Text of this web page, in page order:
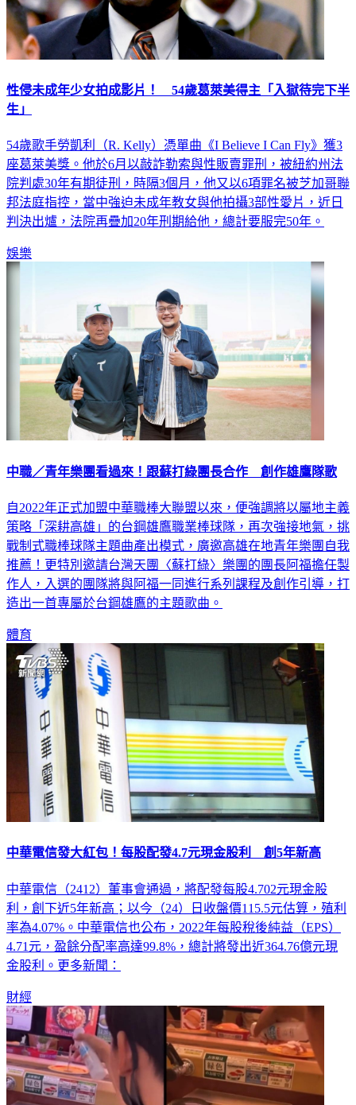
性侵未成年少女拍成影片！ 54歲葛萊美得主「入獄待完下半
生」
54歲歌手勞凱利（R. Kelly）憑單曲《I Believe I Can Fly》獲3
座葛萊美獎。他於6月以敲詐勒索與性販賣罪刑，被紐約州法
院判處30年有期徒刑，時隔3個月，他又以6項罪名被芝加哥聯
邦法庭指控，當中強迫未成年教女與他拍攝3部性愛片，近日
判決出爐，法院再疊加20年刑期給他，總計要服完50年。
娛樂
中職／青年樂團看過來！跟蘇打綠團長合作 創作雄鷹隊歌
自2022年正式加盟中華職棒大聯盟以來，便強調將以屬地主義
策略「深耕高雄」的台鋼雄鷹職業棒球隊，再次強接地氣，挑
戰制式職棒球隊主題曲產出模式，廣邀高雄在地青年樂團自我
推薦！更特別邀請台灣天團〈蘇打綠〉樂團的團長阿福擔任製
作人，入選的團隊將與阿福一同進行系列課程及創作引導，打
造出一首專屬於台鋼雄鷹的主題歌曲。
體育
中華電信發大紅包！每股配發4.7元現金股利 創5年新高
中華電信（2412）董事會通過，將配發每股4.702元現金股
利，創下近5年新高；以今（24）日收盤價115.5元估算，殖利
率為4.07%。中華電信也公布，2022年每股稅後純益（EPS）
4.71元，盈餘分配率高達99.8%，總計將發出近364.76億元現
金股利。更多新聞：
財經